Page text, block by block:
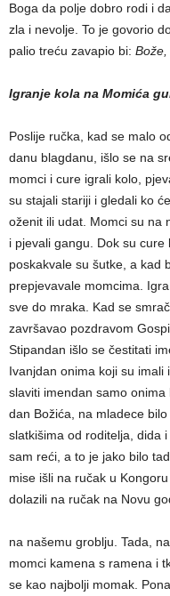
Boga da polje dobro rodi i
zla i nevolje. To je govorio
palio treću zavapio bi:
Igranje kola na Momića
Poslije ručka, kad se malo
danu blagdanu, išlo se na
momci i cure igrali kolo,
su stajali stariji i gledali ko
oženit ili udat. Momci su na
i pjevali gangu. Dok su
poskakvale su šutke, a kad
prepjevavale momcima.
sve do mraka. Kad se
završavao pozdravom
Stipandan išlo se čestitati
Ivanjdan onima koji su
slaviti imendan samo
dan Božića, na mladece
slatkišima od roditelja, dida
sam reći, a to je jako bilo
mise išli na ručak u
dolazili na ručak na Novu
na našemu groblju. Tada,
momci kamena s ramena i
se kao najbolji momak.